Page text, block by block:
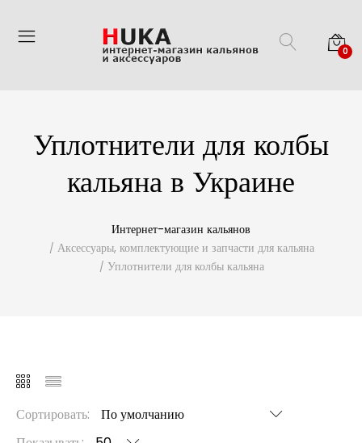
0
Уплотнители для колбы
кальяна в Украине
Интернет-магазин кальянов
Аксессуары, комплектующие и запчасти для кальяна
Уплотнители для колбы кальяна
Сортировать: